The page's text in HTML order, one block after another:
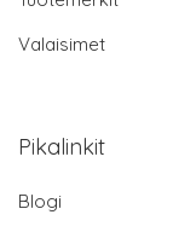
Valaisimet
Pikalinkit
Blogi